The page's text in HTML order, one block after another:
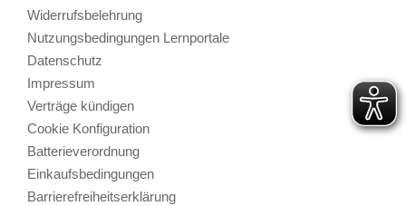
Widerrufsbelehrung
Nutzungsbedingungen Lernportale
Datenschutz
Impressum
Verträge kündigen
Cookie Konfiguration
Batterieverordnung
Einkaufsbedingungen
Barrierefreiheitserklärung